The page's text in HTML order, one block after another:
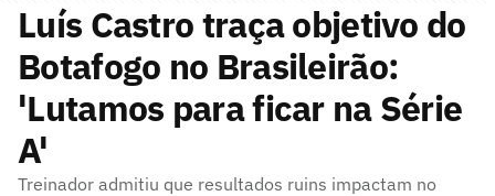
Luís Castro traça objetivo do
Botafogo no Brasileirão:
'Lutamos para ficar na Série
A'
Treinador admitiu que resultados ruins impactam no